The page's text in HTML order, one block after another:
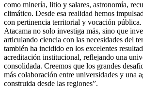
como minería, litio y salares, astronomía,
climático. Desde esa realidad hemos
con pertinencia territorial y vocación
Atacama no solo investiga más, sino que
articulando ciencia con las necesidades del
también ha incidido en los excelentes
acreditación institucional, reflejando una
consolidada. Creemos que los grandes
más colaboración entre universidades y una
construida desde las regiones”.